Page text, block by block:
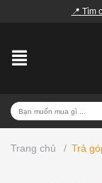
📍 Tìm
Trang chủ / Trả